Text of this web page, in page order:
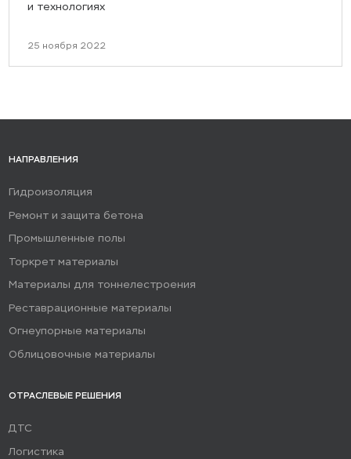
и технологиях
25 ноября 2022
НАПРАВЛЕНИЯ
Гидроизоляция
Ремонт и защита бетона
Промышленные полы
Торкрет материалы
Материалы для тоннелестроения
Реставрационные материалы
Огнеупорные материалы
Облицовочные материалы
ОТРАСЛЕВЫЕ РЕШЕНИЯ
ДТС
Логистика